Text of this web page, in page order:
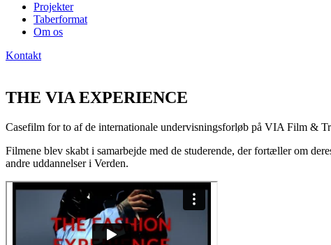
Projekter
Taberformat
Om os
Kontakt
THE VIA EXPERIENCE
Casefilm for to af de internationale undervisningsforløb på VIA Film &
Filmene blev skabt i samarbejde med de studerende, der fortæller om
andre uddannelser i Verden.